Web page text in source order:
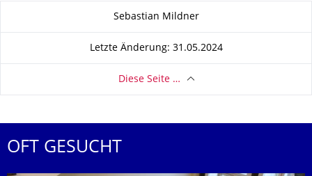
Sebastian Mildner
Letzte Änderung: 31.05.2024
Diese Seite …
OFT GESUCHT